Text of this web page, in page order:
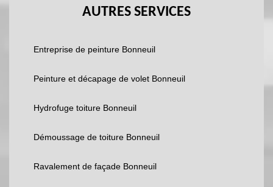
AUTRES SERVICES
Entreprise de peinture Bonneuil
Peinture et décapage de volet Bonneuil
Hydrofuge toiture Bonneuil
Démoussage de toiture Bonneuil
Ravalement de façade Bonneuil